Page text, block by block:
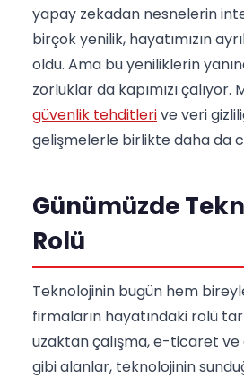
yapay zekadan nesnelerin
birçok yenilik, hayatımızın
oldu. Ama bu yeniliklerin
zorluklar da kapımızı çalıyor.
güvenlik tehditlerive veri
gelişmelerle birlikte daha da
Günümüzde
Rolü
Teknolojinin bugün hem
firmaların hayatındaki rolü
uzaktan çalışma, e-ticaret
gibi alanlar, teknolojinin